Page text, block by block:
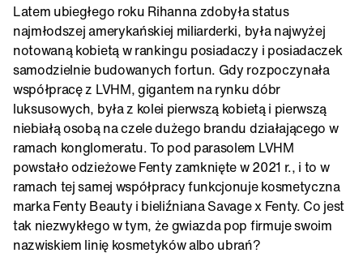
Latem ubiegłego roku Rihanna zdobyła status
najmłodszej amerykańskiej miliarderki, była najwyżej
notowaną kobietą w rankingu posiadaczy i posiadaczek
samodzielnie budowanych fortun. Gdy rozpoczynała
współpracę z LVHM, gigantem na rynku dóbr
luksusowych, była z kolei pierwszą kobietą i pierwszą
niebiałą osobą na czele dużego brandu działającego w
ramach konglomeratu. To pod parasolem LVHM
powstało odzieżowe Fenty zamknięte w 2021 r., i to w
ramach tej samej współpracy funkcjonuje kosmetyczna
marka Fenty Beauty i bieliźniana Savage x Fenty. Co jest
tak niezwykłego w tym, że gwiazda pop firmuje swoim
nazwiskiem linię kosmetyków albo ubrań?